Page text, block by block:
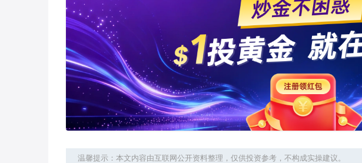
温馨提示：本文内容由互联网公开资料整理，仅供投资参考，不构成实操建议。